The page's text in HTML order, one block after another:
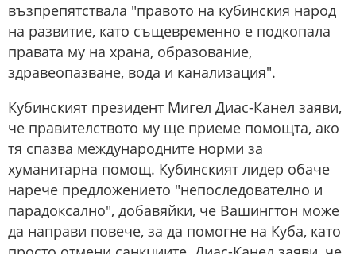
възпрепятствала "правото на кубинския народ
на развитие, като същевременно е подкопала
правата му на храна, образование,
здравеопазване, вода и канализация".
Кубинският президент Мигел Диас-Канел заяви,
че правителството му ще приеме помощта, ако
тя спазва международните норми за
хуманитарна помощ. Кубинският лидер обаче
нарече предложението "непоследователно и
парадоксално", добавяйки, че Вашингтон може
да направи повече, за да помогне на Куба, като